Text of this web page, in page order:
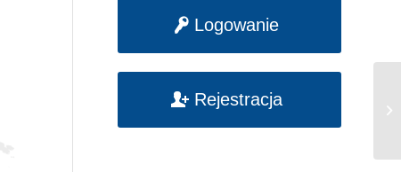
Logowanie
Rejestracja